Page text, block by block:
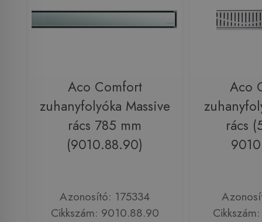
Aco Comfort
zuhanyfolyóka Massive
rács 785 mm
(9010.88.90)
Azonosító: 175334
Cikkszám: 9010.88.90
Aco
rács